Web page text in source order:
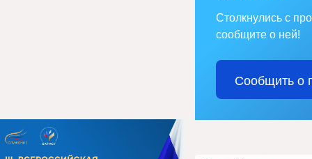
Столкнулись с
сообщите о ней!
Сообщить о